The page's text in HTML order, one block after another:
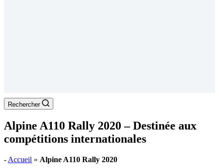
Rechercher
Alpine A110 Rally 2020 – Destinée aux
compétitions internationales
- Accueil » Alpine A110 Rally 2020